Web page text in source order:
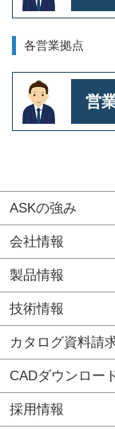
各営業拠点
営
ASKの強み
会社情報
製品情報
技術情報
カタログ資料請
CADダウンロー
採用情報